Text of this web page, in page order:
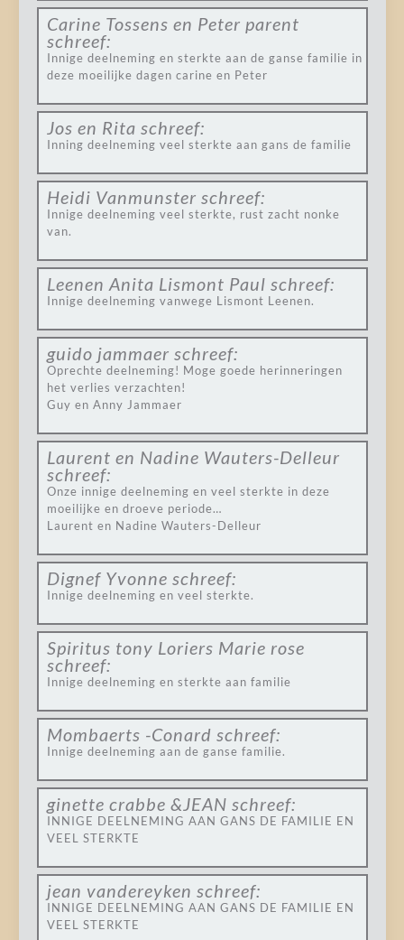
Carine Tossens en Peter parent
schreef:
Innige deelneming en sterkte aan de ganse familie in
deze moeilijke dagen carine en Peter
Jos en Rita schreef:
Inning deelneming veel sterkte aan gans de familie
Heidi Vanmunster schreef:
Innige deelneming veel sterkte, rust zacht nonke
van.
Leenen Anita Lismont Paul schreef:
Innige deelneming vanwege Lismont Leenen.
guido jammaer schreef:
Oprechte deelneming! Moge goede herinneringen
het verlies verzachten!
Guy en Anny Jammaer
Laurent en Nadine Wauters-Delleur
schreef:
Onze innige deelneming en veel sterkte in deze
moeilijke en droeve periode…
Laurent en Nadine Wauters-Delleur
Dignef Yvonne schreef:
Innige deelneming en veel sterkte.
Spiritus tony Loriers Marie rose
schreef:
Innige deelneming en sterkte aan familie
Mombaerts -Conard schreef:
Innige deelneming aan de ganse familie.
ginette crabbe &JEAN schreef:
INNIGE DEELNEMING AAN GANS DE FAMILIE EN
VEEL STERKTE
jean vandereyken schreef:
INNIGE DEELNEMING AAN GANS DE FAMILIE EN
VEEL STERKTE